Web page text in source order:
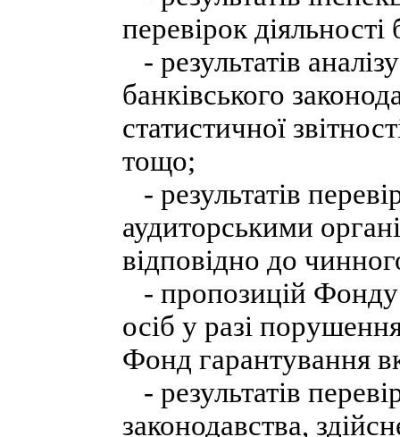
перевірок діяльності
- результатів
банківського
статистичної
тощо;
- результатів
аудиторськими
відповідно до
- пропозицій Фонду
осіб у разі
Фонд гарантування
- результатів
законодавства,